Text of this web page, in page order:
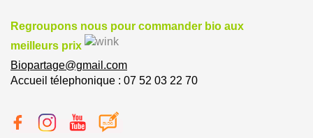
Regroupons nous pour commander bio aux
meilleurs prix
Biopartage@gmail.com
Accueil télephonique : 07 52 03 22 70